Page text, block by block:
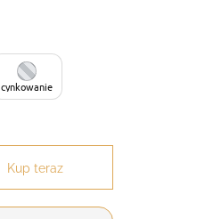
cynkowanie
Kup teraz